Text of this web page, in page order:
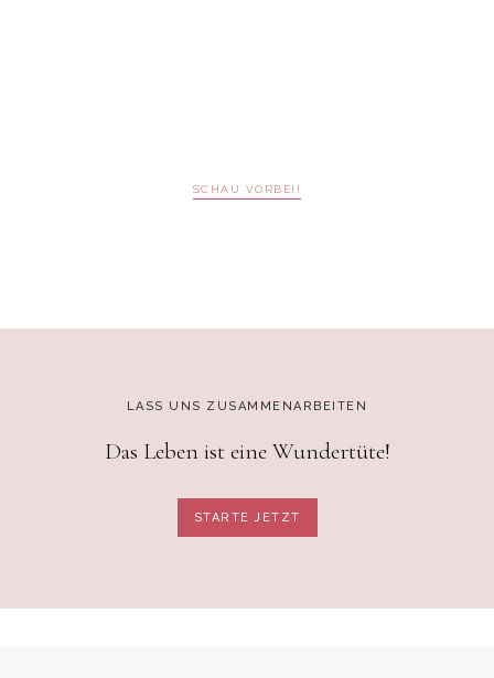
SCHAU VORBEI!
LASS UNS ZUSAMMENARBEITEN
Das Leben ist eine Wundertüte!
STARTE JETZT